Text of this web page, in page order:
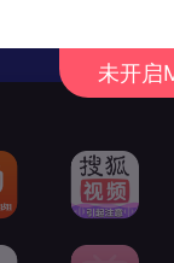
未开启